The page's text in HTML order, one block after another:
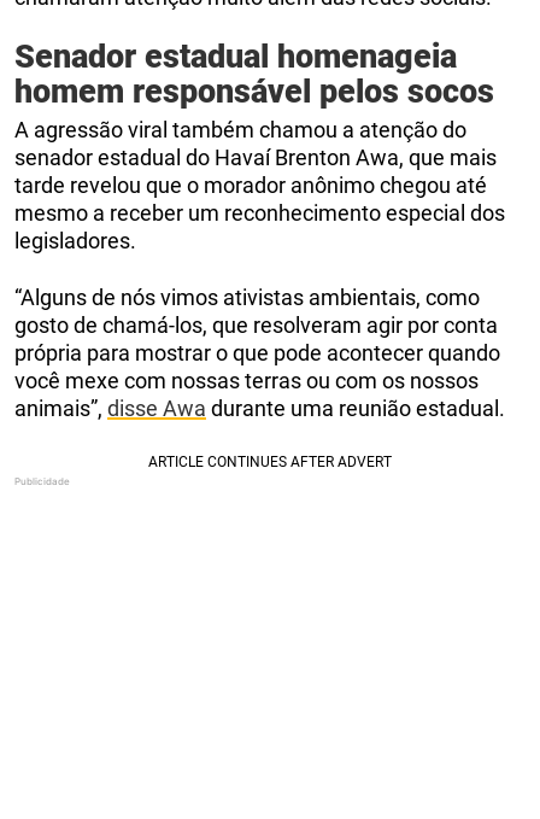
Senador estadual homenageia
homem responsável pelos socos
A agressão viral também chamou a atenção do
senador estadual do Havaí Brenton Awa, que mais
tarde revelou que o morador anônimo chegou até
mesmo a receber um reconhecimento especial dos
legisladores.
“Alguns de nós vimos ativistas ambientais, como
gosto de chamá-los, que resolveram agir por conta
própria para mostrar o que pode acontecer quando
você mexe com nossas terras ou com os nossos
animais”, disse Awa durante uma reunião estadual.